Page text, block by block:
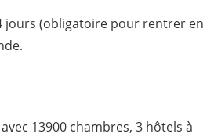
jours (obligatoire pour rentrer en
13900 chambres, 3 hôtels à